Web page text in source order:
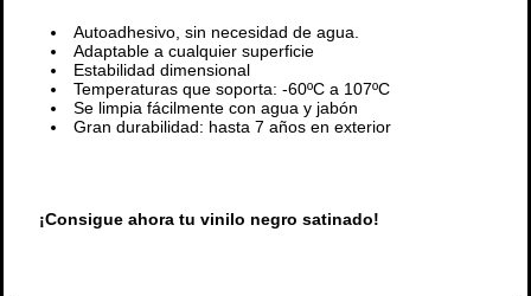
Autoadhesivo, sin necesidad de agua.
Adaptable a cualquier superficie
Estabilidad dimensional
Temperaturas que soporta: -60ºC a 107ºC
Se limpia fácilmente con agua y jabón
Gran durabilidad: hasta 7 años en exterior
¡Consigue ahora tu vinilo negro satinado!